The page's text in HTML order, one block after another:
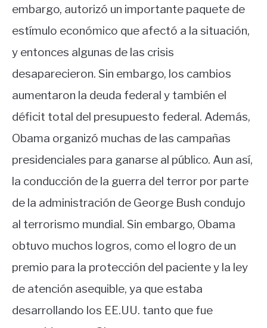
embargo, autorizó un importante paquete de
estímulo económico que afectó a la situación,
y entonces algunas de las crisis
desaparecieron. Sin embargo, los cambios
aumentaron la deuda federal y también el
déficit total del presupuesto federal. Además,
Obama organizó muchas de las campañas
presidenciales para ganarse al público. Aun así,
la conducción de la guerra del terror por parte
de la administración de George Bush condujo
al terrorismo mundial. Sin embargo, Obama
obtuvo muchos logros, como el logro de un
premio para la protección del paciente y la ley
de atención asequible, ya que estaba
desarrollando los EE.UU. tanto que fue